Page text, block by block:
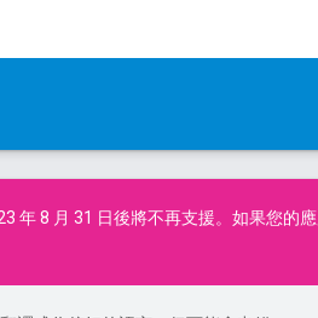
年 8 月 31 日後將不再支援。如果您的